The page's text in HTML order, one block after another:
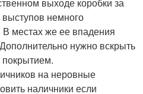
немного
местах же ее впадения
нужно вскрыть
покрытием.